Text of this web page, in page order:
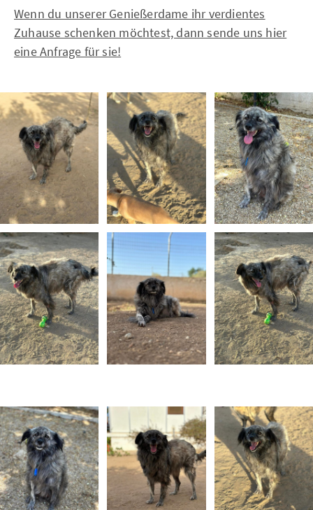
Wenn du unserer Genießerdame ihr verdientes
Zuhause schenken möchtest, dann sende uns hier
eine Anfrage für sie!